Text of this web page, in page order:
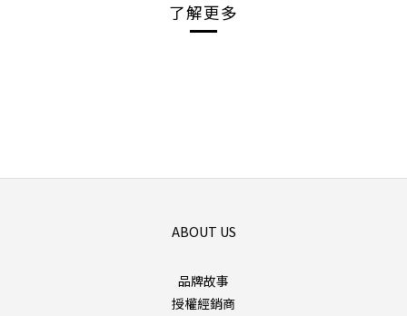
了解更多
ABOUT US
品牌故事
授權經銷商